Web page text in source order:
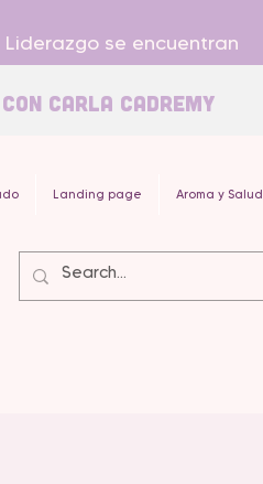
se encuentran
carla Cadremy
Landing page Aroma y Salud